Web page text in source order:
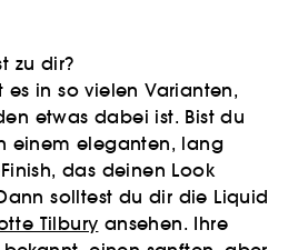
zu dir?
es in so vielen Varianten,
etwas dabei ist. Bist du
einem eleganten, lang
das deinen Look
solltest du dir die Liquid
Tilbury ansehen. Ihre